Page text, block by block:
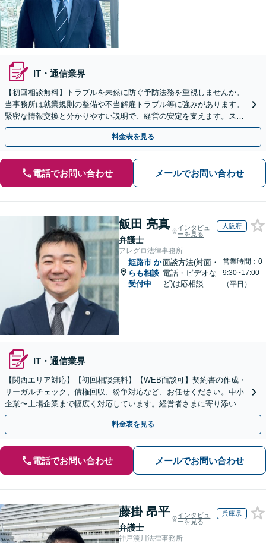
IT・通信業界
【初回相談無料】トラブルを未然に防ぐ予防法務を重視しませんか。
当事務所は就業規則の整備や不当解雇トラブル等に強みがあります。
緊密な情報交換と分かりやすい説明で、経営の安定を支えます。スポ
ット相談も歓迎！まずは貴社のお悩みをお聞かせください。
料金表を見る
電話でお問い合わせ メールでお問い合わせ
飯田 亮真
弁護士
インタビュ
ーを見る
大阪府
アレグロ法律事務所
姫路市 か
らも相談
受付中
面談方法(対面・
電話・ビデオな
ど)は応相談
営業時間：0
9:30~17:00
（平日）
IT・通信業界
【関西エリア対応】【初回相談無料】【WEB面談可】契約書の作成・
リーガルチェック、債権回収、紛争対応など、お任せください。中小
企業〜上場企業まで幅広く対応しています。経営者さまに寄り添い、
背中を後押しできるよう尽力いたします。
料金表を見る
電話でお問い合わせ メールでお問い合わせ
藤掛 昂平
弁護士
インタビュ
ーを見る
兵庫県
神戸湊川法律事務所